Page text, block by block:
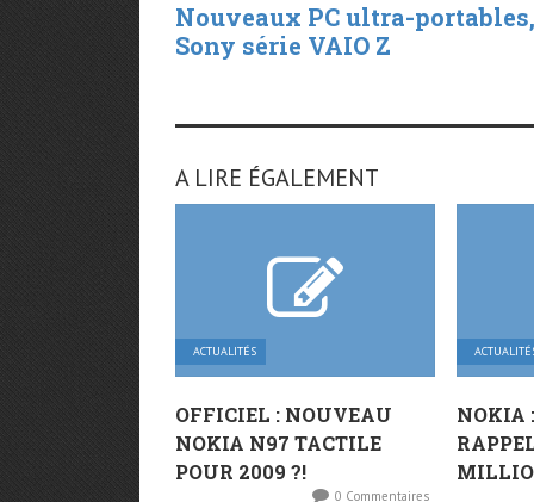
Nouveaux PC ultra-portables,
Sony série VAIO Z
A LIRE ÉGALEMENT
ACTUALITÉS
OFFICIEL : NOUVEAU
NOKIA N97 TACTILE
POUR 2009 ?!
0 Commentaires
NOKIA